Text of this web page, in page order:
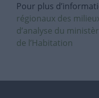
Pour plus
régionaux des
d’analyse du
de l’Habitation